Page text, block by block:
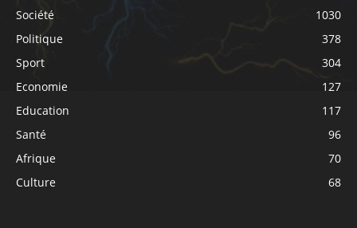
Société
1030
Politique
378
Sport
304
Economie
127
Education
117
Santé
96
Afrique
70
Culture
68